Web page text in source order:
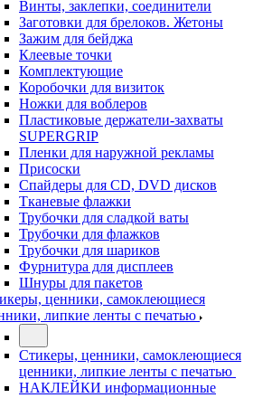
Винты, заклепки, соединители
Заготовки для брелоков. Жетоны
Зажим для бейджа
Клеевые точки
Комплектующие
Коробочки для визиток
Ножки для воблеров
Пластиковые держатели-захваты
SUPERGRIP
Пленки для наружной рекламы
Присоски
Спайдеры для CD, DVD дисков
Тканевые флажки
Трубочки для сладкой ваты
Трубочки для флажков
Трубочки для шариков
Фурнитура для дисплеев
Шнуры для пакетов
ценники, самоклеющиеся
липкие ленты с печатью
Стикеры, ценники, самоклеющиеся
ценники, липкие ленты с печатью
НАКЛЕЙКИ информационные